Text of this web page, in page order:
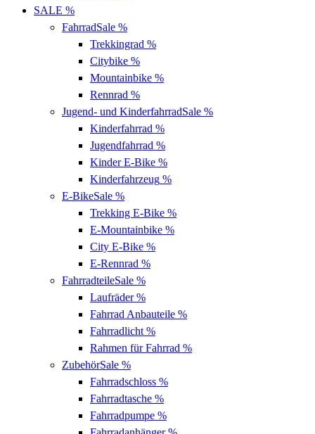
SALE %
FahrradSale %
Trekkingrad %
Citybike %
Mountainbike %
Rennrad %
Jugend- und KinderfahrradSale %
Kinderfahrrad %
Jugendfahrrad %
Kinder E-Bike %
Kinderfahrzeug %
E-BikeSale %
Trekking E-Bike %
E-Mountainbike %
City E-Bike %
E-Rennrad %
FahrradteileSale %
Laufräder%
Fahrrad Anbauteile %
Fahrradlicht %
Rahmen für Fahrrad %
ZubehörSale %
Fahrradschloss %
Fahrradtasche %
Fahrradpumpe %